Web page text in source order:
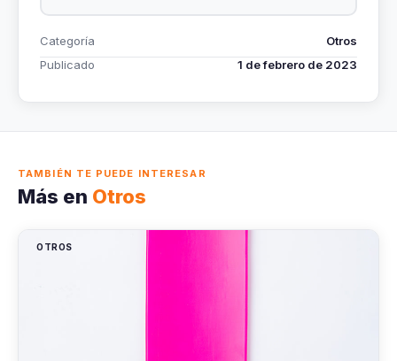
Categoría
Otros
Publicado
1 de febrero de 2023
TAMBIÉN TE PUEDE INTERESAR
Más en Otros
OTROS